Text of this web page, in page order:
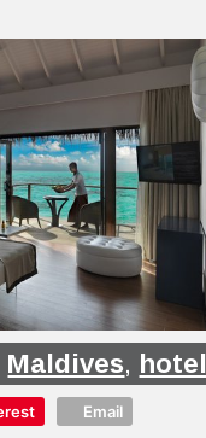
Maldives,
Email